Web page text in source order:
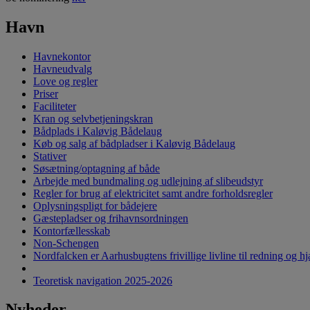
Havn
Havnekontor
Havneudvalg
Love og regler
Priser
Faciliteter
Kran og selvbetjeningskran
Bådplads i Kaløvig Bådelaug
Køb og salg af bådpladser i Kaløvig Bådelaug
Stativer
Søsætning/optagning af både
Arbejde med bundmaling og udlejning af slibeudstyr
Regler for brug af elektricitet samt andre forholdsregler
Oplysningspligt for bådejere
Gæstepladser og frihavnsordningen
Kontorfællesskab
Non-Schengen
Nordfalcken er Aarhusbugtens frivillige livline til redning og
Teoretisk navigation 2025-2026